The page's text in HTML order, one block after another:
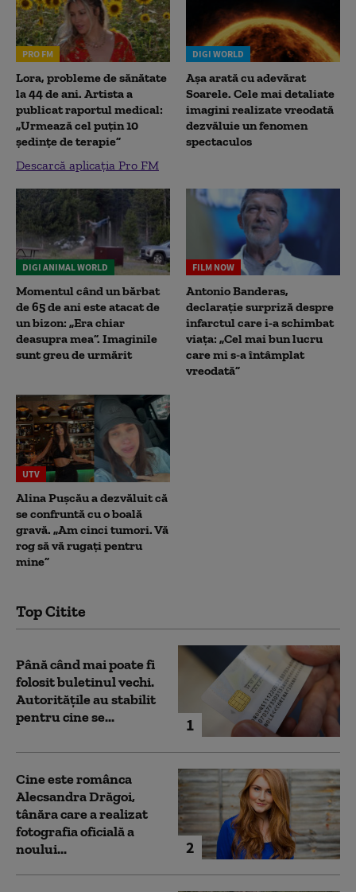
PRO FM
Lora, probleme de sănătate
la 44 de ani. Artista a
publicat raportul medical:
„Urmează cel puțin 10
ședințe de terapie”
Descarcă aplicația Pro FM
DIGI WORLD
Așa arată cu adevărat
Soarele. Cele mai detaliate
imagini realizate vreodată
dezvăluie un fenomen
spectaculos
DIGI ANIMAL WORLD
Momentul când un bărbat
de 65 de ani este atacat de
un bizon: „Era chiar
deasupra mea”. Imaginile
sunt greu de urmărit
FILM NOW
Antonio Banderas,
declarație surpriză despre
infarctul care i-a schimbat
viața: „Cel mai bun lucru
care mi s-a întâmplat
vreodată”
UTV
Alina Pușcău a dezvăluit că
se confruntă cu o boală
gravă. „Am cinci tumori. Vă
rog să vă rugați pentru
mine”
Top Citite
1
Până când mai poate fi
folosit buletinul vechi.
Autoritățile au stabilit
pentru cine se...
2
Cine este românca
Alecsandra Drăgoi,
tânăra care a realizat
fotografia oficială a
noului...